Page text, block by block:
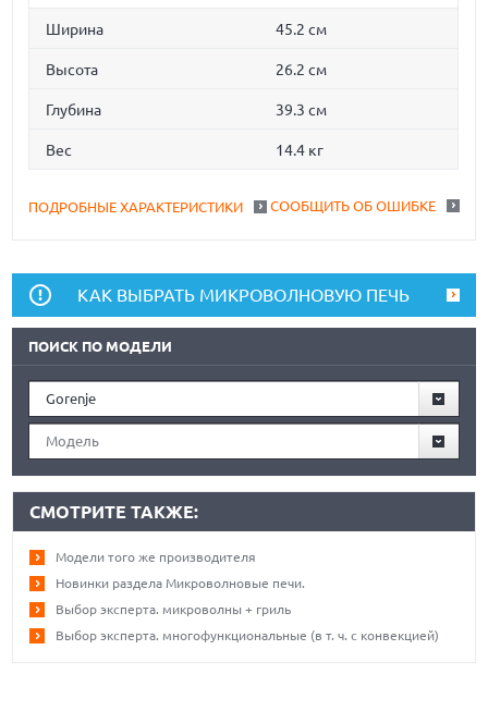
Ширина 45.2 см
Высота 26.2 см
Глубина 39.3 см
Вес 14.4 кг
СООБЩИТЬ ОБ ОШИБКЕ
ПОДРОБНЫЕ ХАРАКТЕРИСТИКИ
КАК ВЫБРАТЬ МИКРОВОЛНОВУЮ ПЕЧЬ
ПОИСК ПО МОДЕЛИ
Gorenje
Модель
СМОТРИТЕ ТАКЖЕ:
Модели того же производителя
Новинки раздела Микроволновые печи.
Выбор эксперта. микроволны + гриль
Выбор эксперта. многофункциональные (в т. ч. с конвекцией)